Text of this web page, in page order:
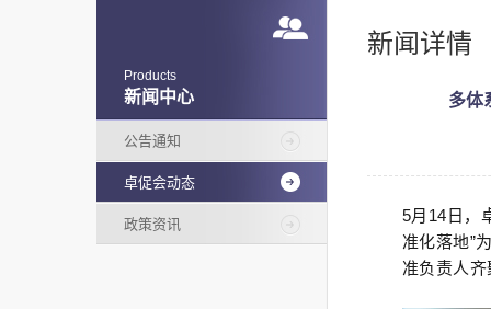
新闻中心
Products
公告通知
卓促会动态
政策资讯
新闻详情
多体
5月14日，
准化落地”
准负责人